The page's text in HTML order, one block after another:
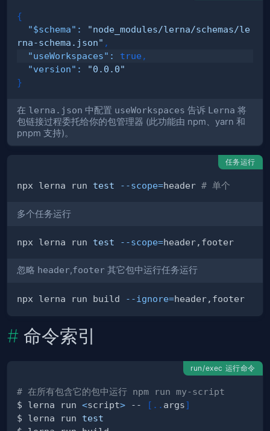
{
"$schema" :
"node_modules/lerna/schemas/le
rna-schema.json" ,
"useWorkspaces" : true ,
"version" :
"0.0.0"
}
在 lerna.json 中配置 useWorkspaces 告诉 Lerna 将
包链接过程委托给你的包管理器 (此功能由 npm、yarn 和
pnpm 支持)。
任务运行
npx lerna run test --scope=header # 单个
多个任务运行
npx lerna run test --scope=
忽略 header,footer 其它包中运行任务运行
npx lerna run build --ignore=
命令索引
run/exec 运行命令
# 在所有包含它的包中运行 npm run my-script
$ lerna run <script> -- [ .. args]
$ lerna run test